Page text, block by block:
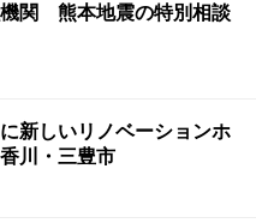
関 熊本地震の特別相談
新しいリノベーションホ
川・三豊市